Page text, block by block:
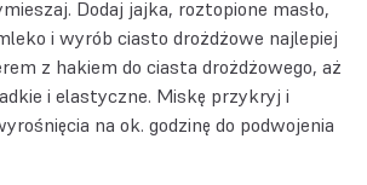
Dodaj jajka, roztopione masło,
i wyrób ciasto drożdżowe najlepiej
z hakiem do ciasta drożdżowego, aż
i elastyczne. Miskę przykryj i
na ok. godzinę do podwojenia